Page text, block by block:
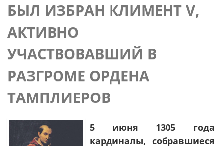
БЫЛ ИЗБРАН КЛИМЕНТ V,
АКТИВНО
УЧАСТВОВАВШИЙ В
РАЗГРОМЕ ОРДЕНА
ТАМПЛИЕРОВ
5 июня 1305 года
кардиналы, собравшиеся